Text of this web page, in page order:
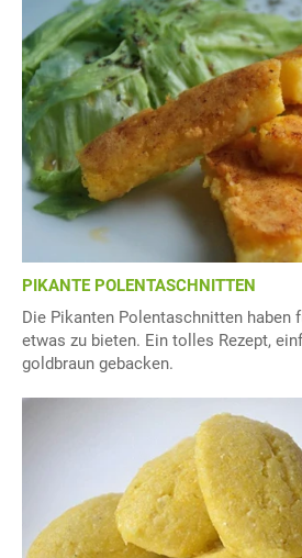
PIKANTE POLENTASCHNITTEN
Die Pikanten Polentaschnitten haben
etwas zu bieten. Ein tolles Rezept,
goldbraun gebacken.